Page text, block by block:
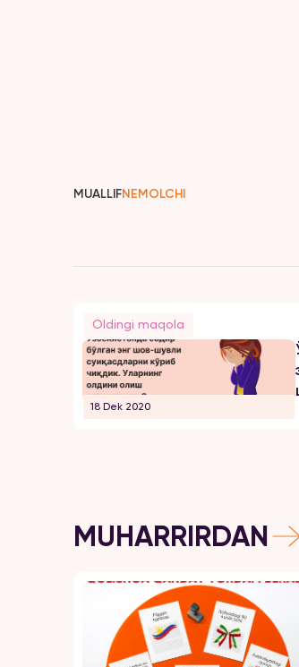
MUALLIFNEMOLCHI
Oldingi maqola
18 Dek 2020
MUHARRIRDAN